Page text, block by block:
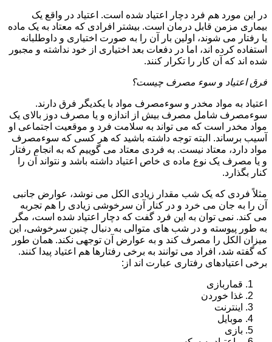
در این مورد هم فرد دچار اعتیاد شده است. اعتیاد در واقع یک
بیماری مزمن قابل درمان است. بیشتر افرادی که معتاد به یک ماده
یا رفتار می شوند، اولین بار آن را به صورت اختیاری و داوطلبانه
استفاده کرده اند، اما در دفعات بعد اختیاری از خود نداشته و مجبور
شده اند که آن کار را تکرار کنند.
فرق اعتیاد و سوء مصرف چیست؟
اعتیاد به مواد مخدر و سوءمصرف مواد با یکدیگر فرق دارند.
سوءمصرف شامل مصرف بیش از اندازه و یا مصرف دوز بالای یک
مواد مخدر است که می تواند به سلامت فرد و موقعیت اجتماعی او
آسیب برساند. البته توجه داشته باشید که هر کسی که سوءمصرف
مواد دارد، معتاد نیست. به فردی معتاد می گوییم که به انجام رفتار
و یا مصرف یک نوع ماده ی خاص اعتیاد داشته باشد و نتواند آن را
کنار بگذارد.
مثلاً فردی که یک شب مقدار زیادی الکل می نوشد، عوارض جانبی
آن را به جان می خرد و در کنار آن سرخوشی زیادی را هم تجربه
می کند. نمی توان به این فرد گفت که دچار اعتیاد شده است، مگر
به طور پیوسته و در شب های متوالی به دنبال چنین سرخوشی، این
میزان الکل را مصرف کند و به عوارض آن توجهی نکند. همان طور
که گفته شد، افراد می توانند به برخی رفتارها هم اعتیاد پیدا کنند.
برخی اعتیادهای رفتاری عبارت اند از:
قماربازی
غذا خوردن
اینترنت
موبایل
بازی